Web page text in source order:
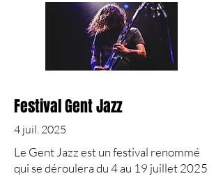
Festival Gent Jazz
4 juil. 2025
Le Gent Jazz est un festival renommé
qui se déroulera du 4 au 19 juillet 2025